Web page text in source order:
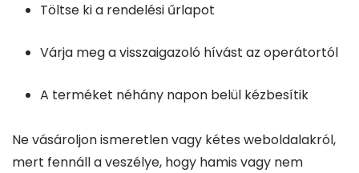
Töltse ki a rendelési űrlapot
Várja meg a visszaigazoló hívást az operátortól
A terméket néhány napon belül kézbesítik
Ne vásároljon ismeretlen vagy kétes weboldalakról,
mert fennáll a veszélye, hogy hamis vagy nem